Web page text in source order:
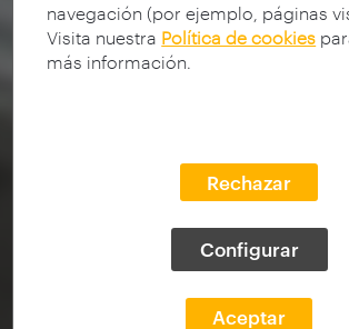
navegación (por ejemplo, páginas
Visita nuestra Política de cookies
más información.
Rechazar
Configurar
Aceptar